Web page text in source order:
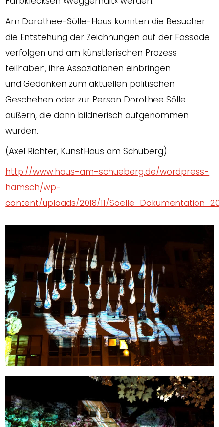
Am Dorothee-Sölle-Haus konnten die Besucher
die Entstehung der Zeichnungen auf der Fassade
verfolgen und am künstlerischen Prozess
teilhaben, ihre Assoziationen einbringen
und Gedanken zum aktuellen politischen
Geschehen oder zur Person Dorothee Sölle
äußern, die dann bildnerisch aufgenommen
wurden.
(Axel Richter, KunstHaus am Schüberg)
http://www.haus-am-schueberg.de/wordpress-
hamsch/wp-
content/uploads/2018/11/